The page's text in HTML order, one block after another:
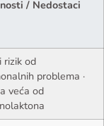
/ Nedostaci
rizik od
problema ·
veća od